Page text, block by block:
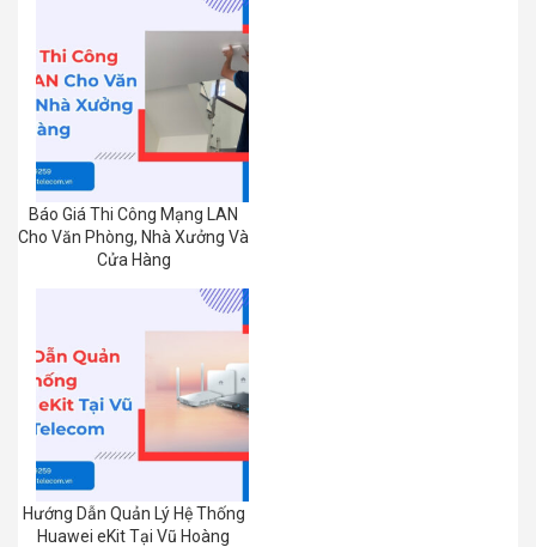
Báo Giá Thi Công Mạng LAN
Cho Văn Phòng, Nhà Xưởng Và
Cửa Hàng
Hướng Dẫn Quản Lý Hệ Thống
Huawei eKit Tại Vũ Hoàng